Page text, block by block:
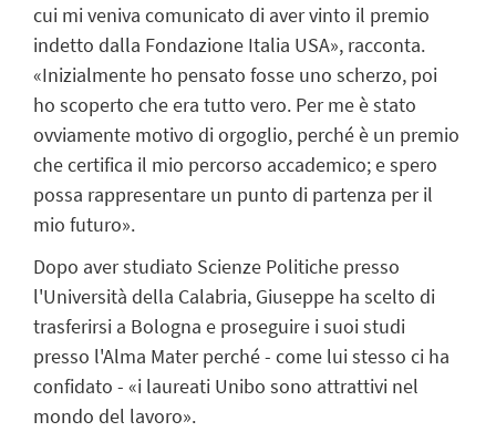
cui mi veniva comunicato di aver vinto il premio
indetto dalla Fondazione Italia USA», racconta.
«Inizialmente ho pensato fosse uno scherzo, poi
ho scoperto che era tutto vero. Per me è stato
ovviamente motivo di orgoglio, perché è un premio
che certifica il mio percorso accademico; e spero
possa rappresentare un punto di partenza per il
mio futuro».
Dopo aver studiato Scienze Politiche presso
l'Università della Calabria, Giuseppe ha scelto di
trasferirsi a Bologna e proseguire i suoi studi
presso l'Alma Mater perché - come lui stesso ci ha
confidato - «i laureati Unibo sono attrattivi nel
mondo del lavoro».